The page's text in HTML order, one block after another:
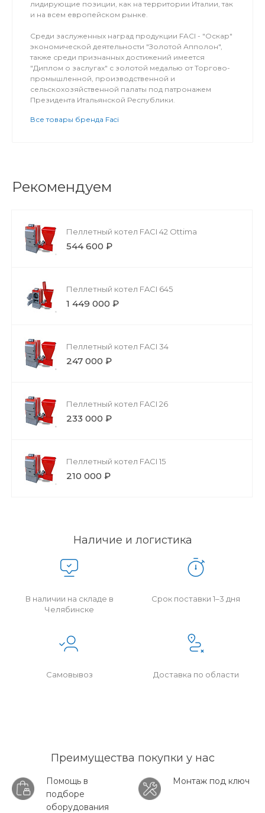
лидирующие позиции, как на территории Италии, так
и на всем европейском рынке.
Среди заслуженных наград продукции FACI - "Оскар"
экономической деятельности "Золотой Апполон",
также среди признанных достижений имеется
"Диплом о заслугах" с золотой медалью от Торгово-
промышленной, производственной и
сельскохозяйственной палаты под патронажем
Президента Итальянской Республики.
Все товары бренда Faci
Рекомендуем
Пеллетный котел FACI 42 Ottima
544 600 ₽
Пеллетный котел FACI 645
1 449 000 ₽
Пеллетный котел FACI 34
247 000 ₽
Пеллетный котел FACI 26
233 000 ₽
Пеллетный котел FACI 15
210 000 ₽
Наличие и логистика
В наличии на складе в
Челябинске
Срок поставки 1–3 дня
Самовывоз Доставка по области
Преимущества покупки у нас
Помощь в
подборе
оборудования
Монтаж под ключ